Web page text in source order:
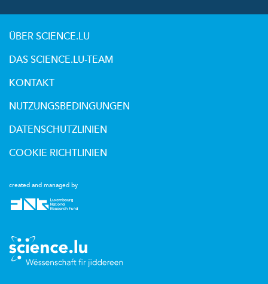
created and managed by
ÜBER SCIENCE.LU
DAS SCIENCE.LU-TEAM
KONTAKT
NUTZUNGSBEDINGUNGEN
DATENSCHUTZLINIEN
COOKIE RICHTLINIEN